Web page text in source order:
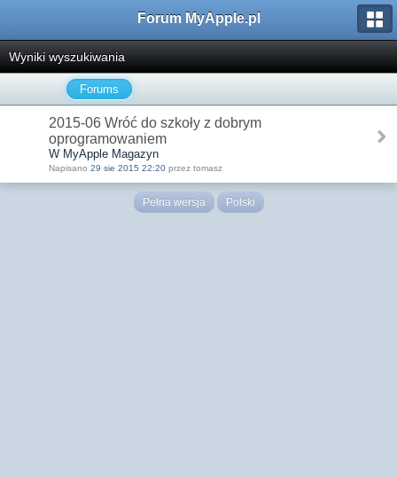
Forum MyApple.pl
Wyniki wyszukiwania
Forums
2015-06 Wróć do szkoły z dobrym
oprogramowaniem
W MyApple Magazyn
Napisano 29 sie 2015 22:20 przez tomasz
Pełna wersja Polski